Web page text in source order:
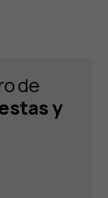
de
y